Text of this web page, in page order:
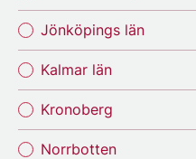
Jönköpings län
Kalmar län
Kronoberg
Norrbotten